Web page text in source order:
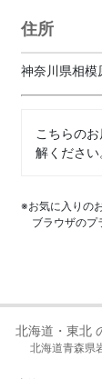
住所
神奈川県相
こちらの
解くださ
※お気に入りの
ブラウザのプ
北海道・東北
北海道青森県